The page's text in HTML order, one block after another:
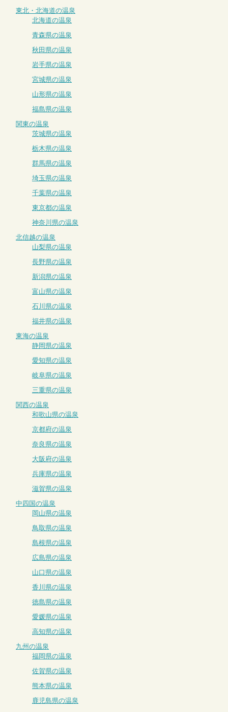
東北・北海道の温泉
北海道の温泉
青森県の温泉
秋田県の温泉
岩手県の温泉
宮城県の温泉
山形県の温泉
福島県の温泉
関東の温泉
茨城県の温泉
栃木県の温泉
群馬県の温泉
埼玉県の温泉
千葉県の温泉
東京都の温泉
神奈川県の温泉
北信越の温泉
山梨県の温泉
長野県の温泉
新潟県の温泉
富山県の温泉
石川県の温泉
福井県の温泉
東海の温泉
静岡県の温泉
愛知県の温泉
岐阜県の温泉
三重県の温泉
関西の温泉
和歌山県の温泉
京都府の温泉
奈良県の温泉
大阪府の温泉
兵庫県の温泉
滋賀県の温泉
中四国の温泉
岡山県の温泉
鳥取県の温泉
島根県の温泉
広島県の温泉
山口県の温泉
香川県の温泉
徳島県の温泉
愛媛県の温泉
高知県の温泉
九州の温泉
福岡県の温泉
佐賀県の温泉
熊本県の温泉
鹿児島県の温泉